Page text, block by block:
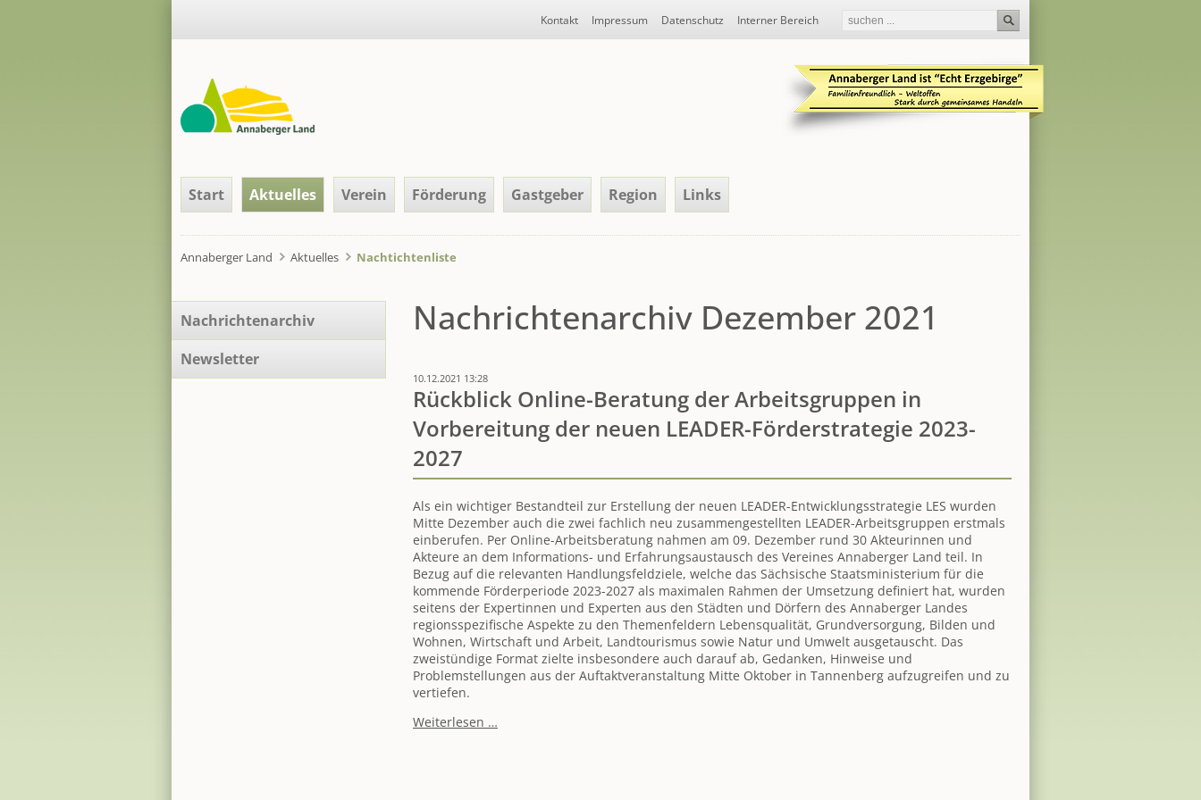
Navigation
überspringen
Kontakt Impressum Datenschutz Interner Bereich
überspringen
Start Aktuelles Verein Förderung Gastgeber Region Links
Annaberger Land Aktuelles Nachtichtenliste
Nachrichtenarchiv Dezember 2021
10.12.2021 13:28
Rückblick Online-Beratung der Arbeitsgruppen in
Vorbereitung der neuen LEADER-Förderstrategie 2023-
2027
Als ein wichtiger Bestandteil zur Erstellung der neuen LEADER-Entwicklungsstrategie LES wurden
Mitte Dezember auch die zwei fachlich neu zusammengestellten LEADER-Arbeitsgruppen erstmals
einberufen. Per Online-Arbeitsberatung nahmen am 09. Dezember rund 30 Akteurinnen und
Akteure an dem Informations- und Erfahrungsaustausch des Vereines Annaberger Land teil. In
Bezug auf die relevanten Handlungsfeldziele, welche das Sächsische Staatsministerium für die
kommende Förderperiode 2023-2027 als maximalen Rahmen der Umsetzung definiert hat, wurden
seitens der Expertinnen und Experten aus den Städten und Dörfern des Annaberger Landes
regionsspezifische Aspekte zu den Themenfeldern Lebensqualität, Grundversorgung, Bilden und
Wohnen, Wirtschaft und Arbeit, Landtourismus sowie Natur und Umwelt ausgetauscht. Das
zweistündige Format zielte insbesondere auch darauf ab, Gedanken, Hinweise und
Problemstellungen aus der Auftaktveranstaltung Mitte Oktober in Tannenberg aufzugreifen und zu
vertiefen.
Weiterlesen …
Navigation
überspringen
Nachrichtenarchiv
Newsletter